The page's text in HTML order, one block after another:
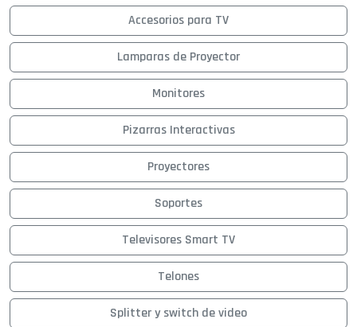
Accesorios para TV
Lamparas de Proyector
Monitores
Pizarras Interactivas
Proyectores
Soportes
Televisores Smart TV
Telones
Splitter y switch de video